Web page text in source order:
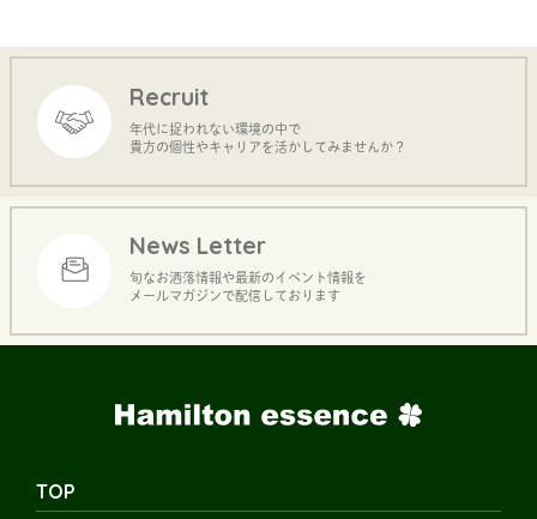
Recruit
年代に捉われない環境の中で
貴方の個性やキャリアを活かしてみませんか？
News Letter
旬なお洒落情報や最新のイベント情報を
メールマガジンで配信しております
TOP